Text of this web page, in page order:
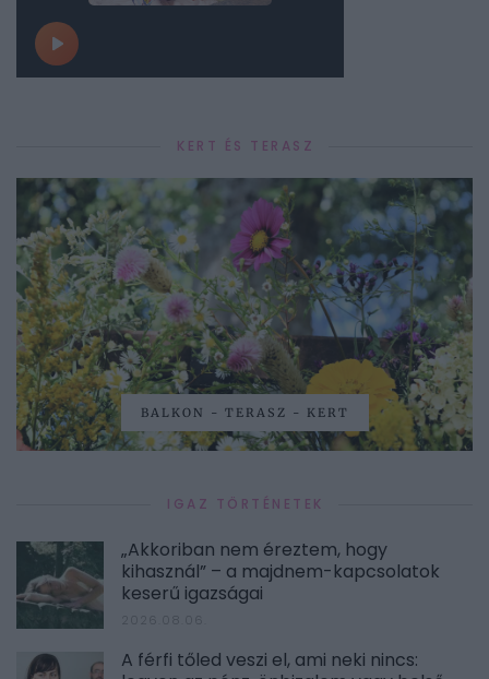
KERT ÉS TERASZ
BALKON - TERASZ - KERT
IGAZ TÖRTÉNETEK
„Akkoriban nem éreztem, hogy
kihasznál” – a majdnem-kapcsolatok
keserű igazságai
A férfi tőled veszi el, ami neki nincs: